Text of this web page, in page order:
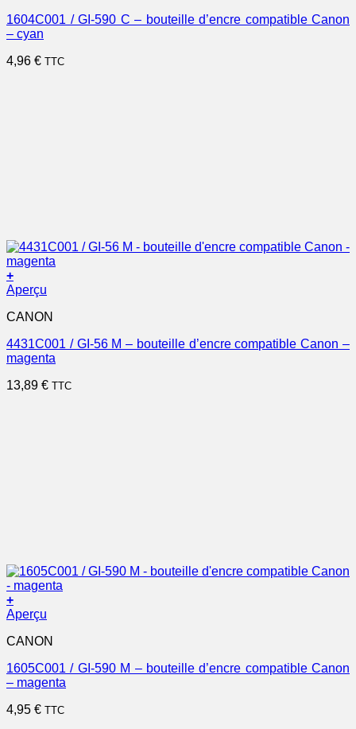
1604C001 / GI-590 C – bouteille d’encre compatible Canon
– cyan
4,96 € TTC
+
Aperçu
CANON
4431C001 / GI-56 M – bouteille d’encre compatible Canon –
magenta
13,89 € TTC
+
Aperçu
CANON
1605C001 / GI-590 M – bouteille d’encre compatible Canon
– magenta
4,95 € TTC